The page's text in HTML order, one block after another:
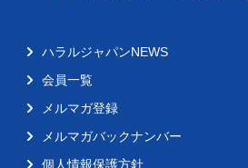
ハラルジャパンNEWS
会員一覧
メルマガ登録
メルマガバックナンバー
個人情報保護方針